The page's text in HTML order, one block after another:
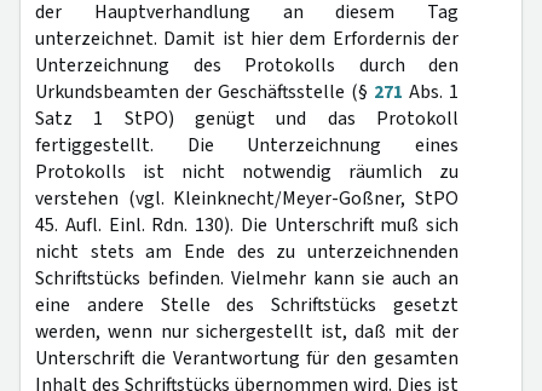
der Hauptverhandlung an diesem Tag
unterzeichnet. Damit ist hier dem Erfordernis der
Unterzeichnung des Protokolls durch den
Urkundsbeamten der Geschäftsstelle (§ 271 Abs. 1
Satz 1 StPO) genügt und das Protokoll
fertiggestellt. Die Unterzeichnung eines
Protokolls ist nicht notwendig räumlich zu
verstehen (vgl. Kleinknecht/Meyer-Goßner, StPO
45. Aufl. Einl. Rdn. 130). Die Unterschrift muß sich
nicht stets am Ende des zu unterzeichnenden
Schriftstücks befinden. Vielmehr kann sie auch an
eine andere Stelle des Schriftstücks gesetzt
werden, wenn nur sichergestellt ist, daß mit der
Unterschrift die Verantwortung für den gesamten
Inhalt des Schriftstücks übernommen wird. Dies ist